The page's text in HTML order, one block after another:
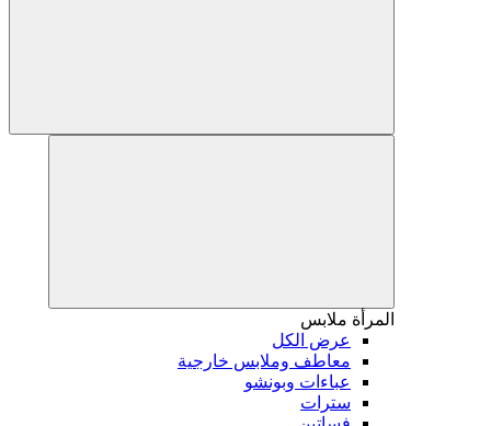
المرأة ملابس
عرض الكل
معاطف وملابس خارجية
عباءات وبونشو
سترات